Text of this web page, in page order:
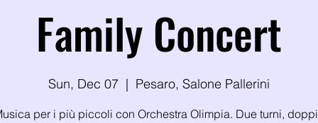
Family Concert
Sun, Dec 07
  |
Pesaro, Salone Pallerini
per i più piccoli con Orchestra Olimpia. Due turni,